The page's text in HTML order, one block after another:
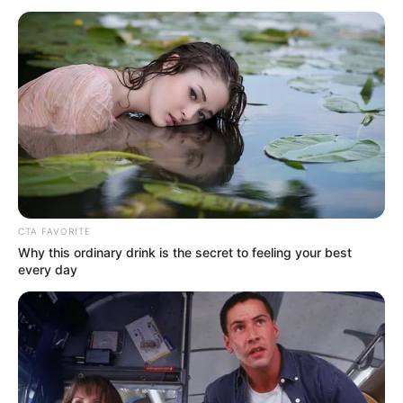
CTA FAVORITE
Why this ordinary drink is the secret to feeling your best
every day